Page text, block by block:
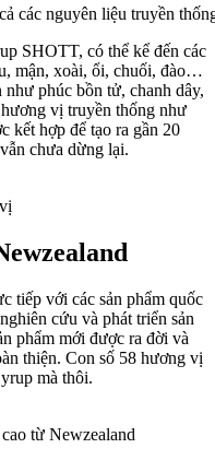
các nguyên liệu truyền
SHOTT, có thể kể đến các
mận, xoài, ổi, chuối, đào…
như phúc bồn tử, chanh dây,
vị truyền thống như
kết hợp để tạo ra gần 20
chưa dừng lại.
tiếp với các sản phẩm quốc
cứu và phát triển sản
phẩm mới được ra đời và
thiện. Con số 58 hương vị
mà thôi.
từ Newzealand